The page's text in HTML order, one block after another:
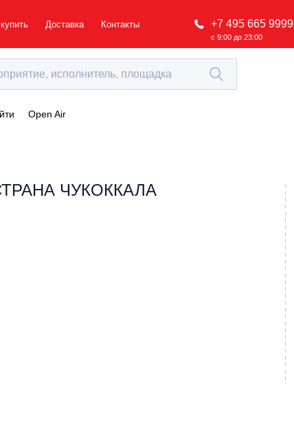
Доставка Контакты +7 495 665 9999
с 9:00 до 23:00
Open Air
ЧУКОККАЛА